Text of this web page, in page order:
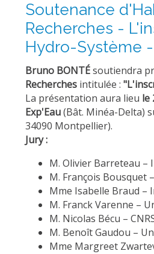
Soutenance
Recherches -
Hydro-Système
Bruno BONTÉsoutiendra
Recherches intitulée :
La présentation aura lieu le
Exp'Eau(Bât. Minéa-Delta)
34090 Montpellier).
Jury :
M. Olivier Barreteau –
M. François Bousquet
Mme Isabelle Braud –
M. Franck Varenne –
M. Nicolas Bécu –
M. Benoît Gaudou –
Mme Margreet